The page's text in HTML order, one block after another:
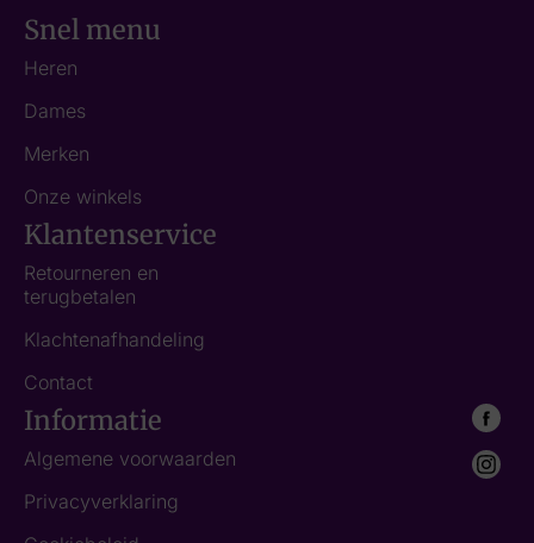
Snel menu
Heren
Dames
Merken
Onze winkels
Klantenservice
Retourneren en
terugbetalen
Klachtenafhandeling
Contact
Informatie
Algemene voorwaarden
Privacyverklaring